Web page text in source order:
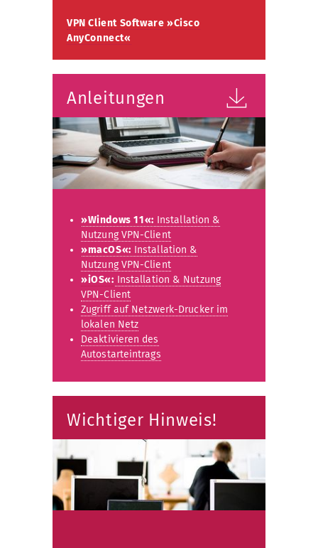
VPN Client Software »Cisco
AnyConnect«
Anleitungen
»Windows 11«: Installation &
Nutzung VPN-Client
»macOS«: Installation &
Nutzung VPN-Client
»iOS«: Installation & Nutzung
VPN-Client
Zugriff auf Netzwerk-Drucker im
lokalen Netz
Deaktivieren des
Autostarteintrags
Wichtiger Hinweis!